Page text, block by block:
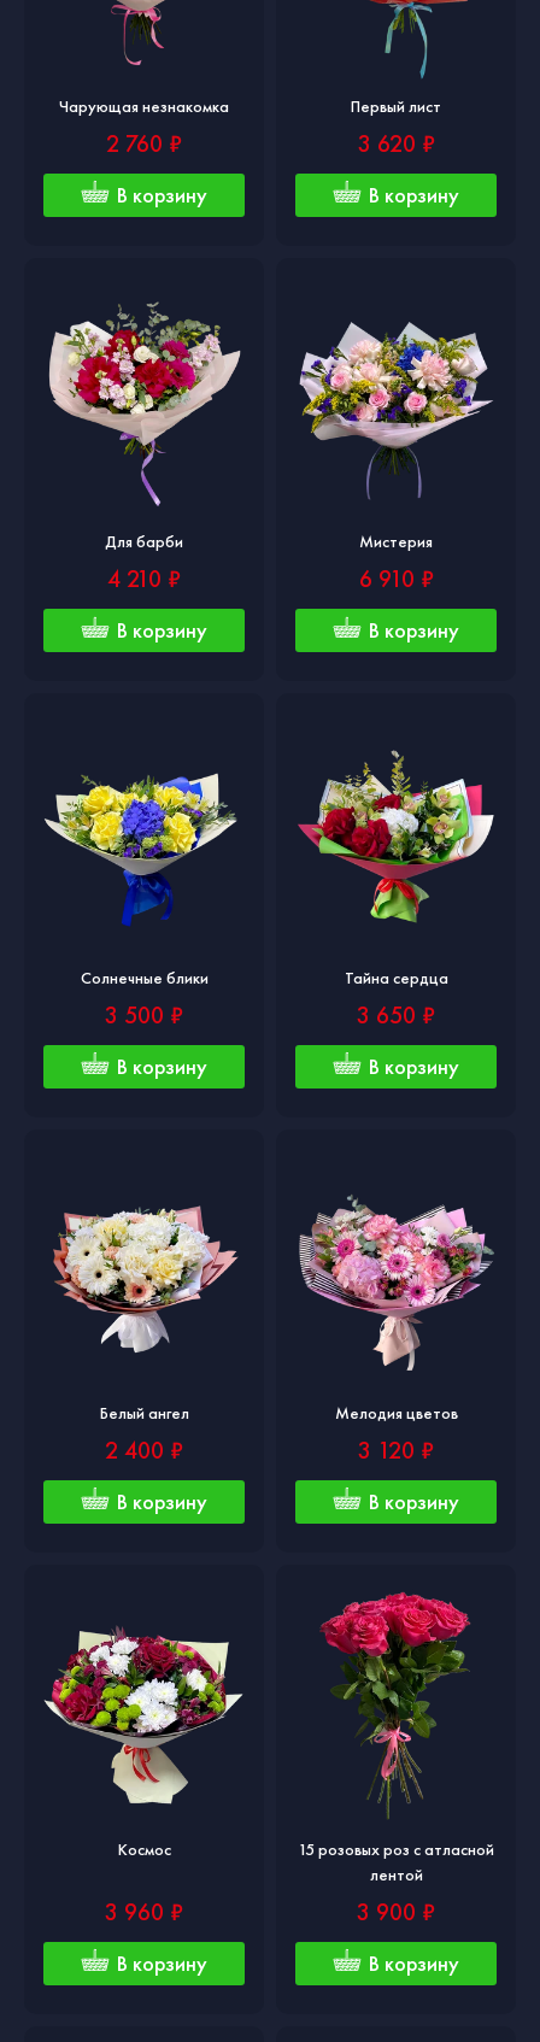
Чарующая незнакомка
2 760 ₽
В корзину
Первый лист
3 620 ₽
В корзину
Для барби
4 210 ₽
В корзину
Мистерия
6 910 ₽
В корзину
Солнечные блики
3 500 ₽
В корзину
Тайна сердца
3 650 ₽
В корзину
Белый ангел
2 400 ₽
В корзину
Мелодия цветов
3 120 ₽
В корзину
Космос
3 960 ₽
В корзину
15 розовых роз с атласной
лентой
3 900 ₽
В корзину